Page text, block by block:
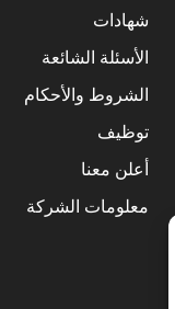
شهادات
الأسئلة الشائعة
الشروط والأحكام
توظيف
أعلن معنا
معلومات الشركة